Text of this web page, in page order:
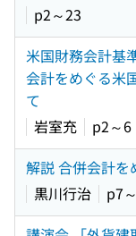
p2～23
米国財務会計基
会計をめぐる米
て
岩室充
p2～6
解説 合併会計を
黒川行治
p7